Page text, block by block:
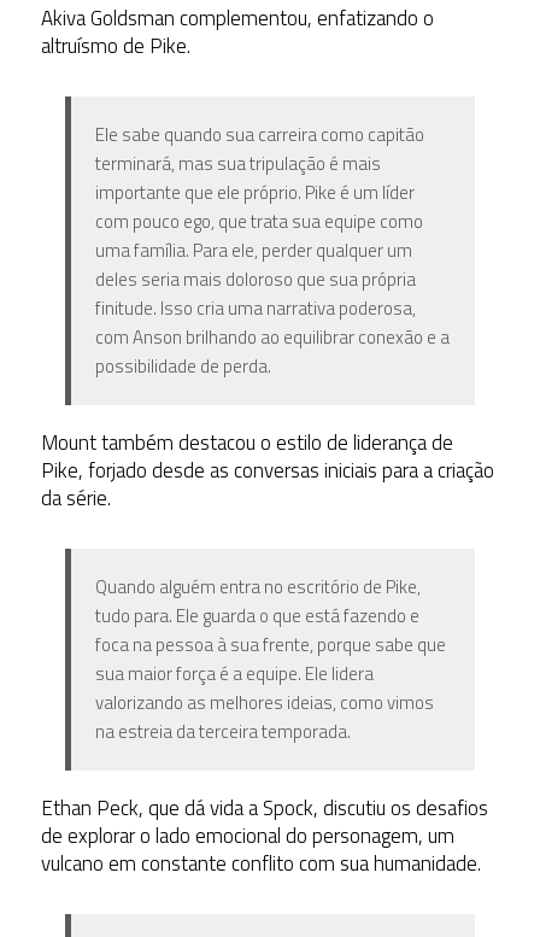
Akiva Goldsman complementou, enfatizando o
altruísmo de Pike.
Ele sabe quando sua carreira como capitão
terminará, mas sua tripulação é mais
importante que ele próprio. Pike é um líder
com pouco ego, que trata sua equipe como
uma família. Para ele, perder qualquer um
deles seria mais doloroso que sua própria
finitude. Isso cria uma narrativa poderosa,
com Anson brilhando ao equilibrar conexão e a
possibilidade de perda.
Mount também destacou o estilo de liderança de
Pike, forjado desde as conversas iniciais para a criação
da série.
Quando alguém entra no escritório de Pike,
tudo para. Ele guarda o que está fazendo e
foca na pessoa à sua frente, porque sabe que
sua maior força é a equipe. Ele lidera
valorizando as melhores ideias, como vimos
na estreia da terceira temporada.
Ethan Peck, que dá vida a Spock, discutiu os desafios
de explorar o lado emocional do personagem, um
vulcano em constante conflito com sua humanidade.